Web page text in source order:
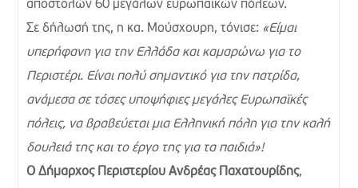
αποστολών 60 μεγάλων ευρωπαϊκών πόλεων.
Σε δήλωσή της, η κα. Μούσχουρη, τόνισε: «Είμαι
υπερήφανη για την Ελλάδα και καμαρώνω για το
Περιστέρι. Είναι πολύ σημαντικό για την πατρίδα,
ανάμεσα σε τόσες υποψήφιες μεγάλες Ευρωπαϊκές
πόλεις, να βραβεύεται μια Ελληνική πόλη για την καλή
δουλειά της και το έργο της για τα παιδιά»!
Ο Δήμαρχος Περιστερίου Ανδρέας Παχατουρίδης,